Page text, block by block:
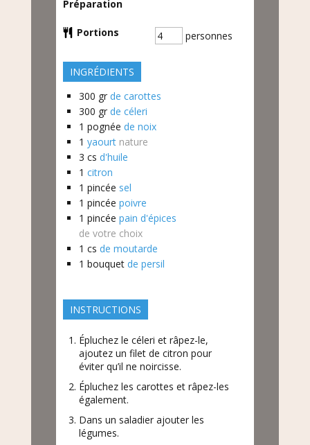
Préparation
Portions personnes
INGRÉDIENTS
300 gr de carottes
300 gr de céleri
1 pognée de noix
1 yaourt nature
3 cs d'huile
1 citron
1 pincée sel
1 pincée poivre
1 pincée pain d'épices
de votre choix
1 cs de moutarde
1 bouquet de persil
INSTRUCTIONS
Épluchez le céleri et râpez-le,
ajoutez un filet de citron pour
éviter qu’il ne noircisse.
Épluchez les carottes et râpez-les
également.
Dans un saladier ajouter les
légumes.